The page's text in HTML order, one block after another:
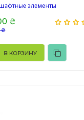
элементы
₴
₴
В КОРЗИНУ